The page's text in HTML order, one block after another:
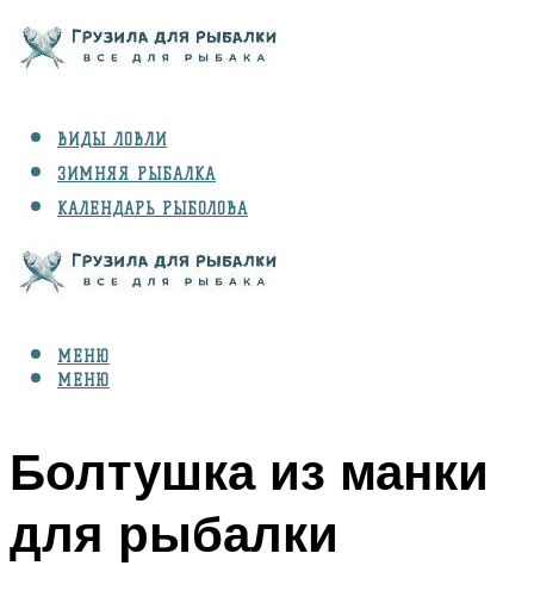
ВИДЫ ЛОВЛИ
ЗИМНЯЯ РЫБАЛКА
КАЛЕНДАРЬ РЫБОЛОВА
СНАРЯЖЕНИЕ
МЕНЮ
МЕНЮ
Болтушка из манки
для рыбалки